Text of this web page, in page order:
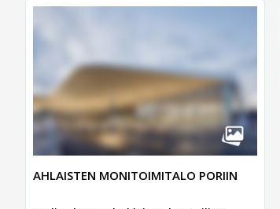
AHLAISTEN MONITOIMITALO PORIIN